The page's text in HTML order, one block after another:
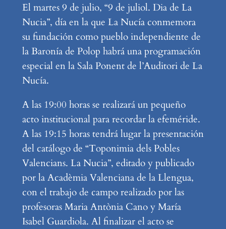
El martes 9 de julio, “9 de juliol. Dia de La
Nucia”, día en la que La Nucía conmemora
su fundación como pueblo independiente de
la Baronía de Polop habrá una programación
especial en la Sala Ponent de l’Auditori de La
Nucía.
A las 19:00 horas se realizará un pequeño
acto institucional para recordar la efeméride.
A las 19:15 horas tendrá lugar la presentación
del catálogo de “Toponimia dels Pobles
Valencians. La Nucia”, editado y publicado
por la Acadèmia Valenciana de la Llengua,
con el trabajo de campo realizado por las
profesoras Maria Antònia Cano y María
Isabel Guardiola. Al finalizar el acto se